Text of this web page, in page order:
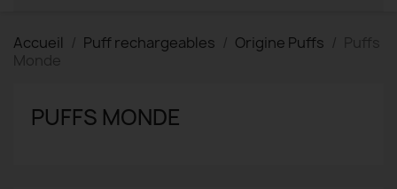
Accueil Puff rechargeables Origine Puffs
Puffs
Monde
PUFFS MONDE